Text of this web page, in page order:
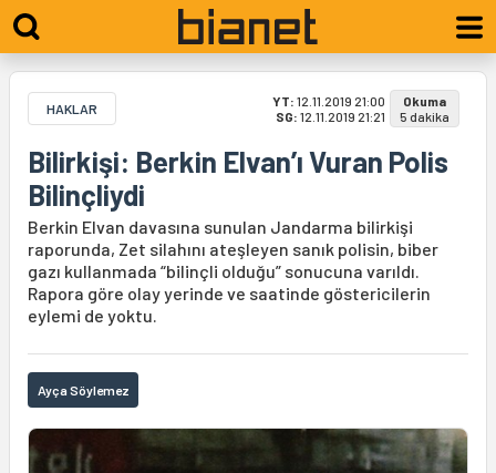
HAKLAR YT: 12.11.2019 21:00
SG: 12.11.2019 21:21
Okuma
5 dakika
Bilirkişi: Berkin Elvan’ı Vuran Polis
Bilinçliydi
Berkin Elvan davasına sunulan Jandarma bilirkişi
raporunda, Zet silahını ateşleyen sanık polisin, biber
gazı kullanmada “bilinçli olduğu” sonucuna varıldı.
Rapora göre olay yerinde ve saatinde göstericilerin
eylemi de yoktu.
Ayça Söylemez